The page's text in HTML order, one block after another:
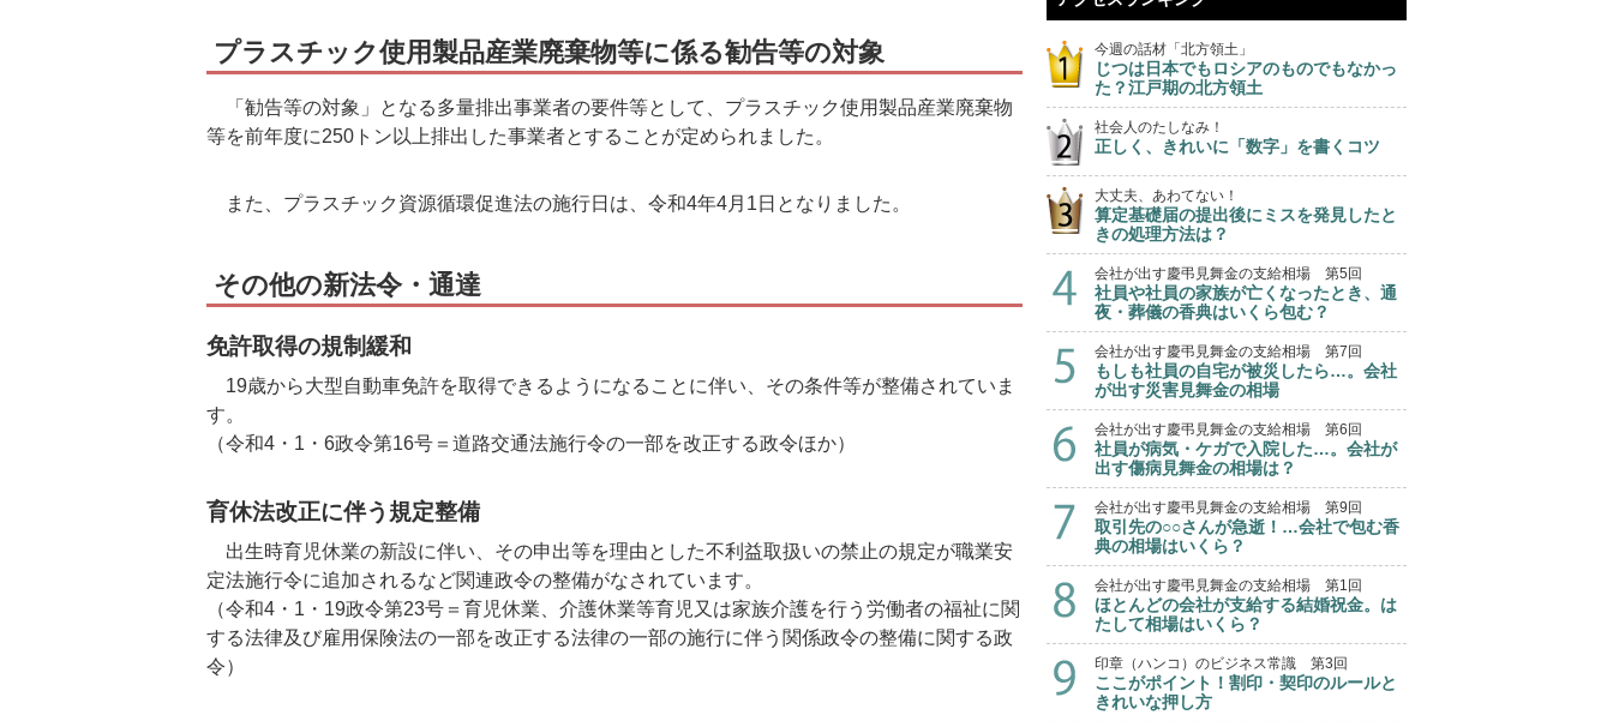
プラスチック使用製品産業廃棄物等に係る勧告等の対象
「勧告等の対象」となる多量排出事業者の要件等として、プラスチック使用製品産業廃棄物
等を前年度に250トン以上排出した事業者とすることが定められました。
また、プラスチック資源循環促進法の施行日は、令和4年4月1日となりました。
その他の新法令・通達
免許取得の規制緩和
19歳から大型自動車免許を取得できるようになることに伴い、その条件等が整備されていま
す。
（令和4・1・6政令第16号＝道路交通法施行令の一部を改正する政令ほか）
育休法改正に伴う規定整備
出生時育児休業の新設に伴い、その申出等を理由とした不利益取扱いの禁止の規定が職業安
定法施行令に追加されるなど関連政令の整備がなされています。
（令和4・1・19政令第23号＝育児休業、介護休業等育児又は家族介護を行う労働者の福祉に関
する法律及び雇用保険法の一部を改正する法律の一部の施行に伴う関係政令の整備に関する政
令）
今週の話材「北方領土」
じつは日本でもロシアのものでもなかっ
た？江戸期の北方領土
社会人のたしなみ！
正しく、きれいに「数字」を書くコツ
大丈夫、あわてない！
算定基礎届の提出後にミスを発見したと
きの処理方法は？
会社が出す慶弔見舞金の支給相場 第5回
社員や社員の家族が亡くなったとき、通
夜・葬儀の香典はいくら包む？
会社が出す慶弔見舞金の支給相場 第7回
もしも社員の自宅が被災したら…。会社
が出す災害見舞金の相場
会社が出す慶弔見舞金の支給相場 第6回
社員が病気・ケガで入院した…。会社が
出す傷病見舞金の相場は？
会社が出す慶弔見舞金の支給相場 第9回
取引先の○○さんが急逝！…会社で包む香
典の相場はいくら？
会社が出す慶弔見舞金の支給相場 第1回
ほとんどの会社が支給する結婚祝金。は
たして相場はいくら？
印章（ハンコ）のビジネス常識 第3回
ここがポイント！割印・契印のルールと
きれいな押し方